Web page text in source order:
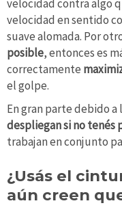
velocidad contra algo
velocidad en sentido
suave alomada. Por
posible, entonces es
correctamente
el golpe.
En gran parte debido
despliegan si no
trabajan en conjunto
¿Usás el
aún creen